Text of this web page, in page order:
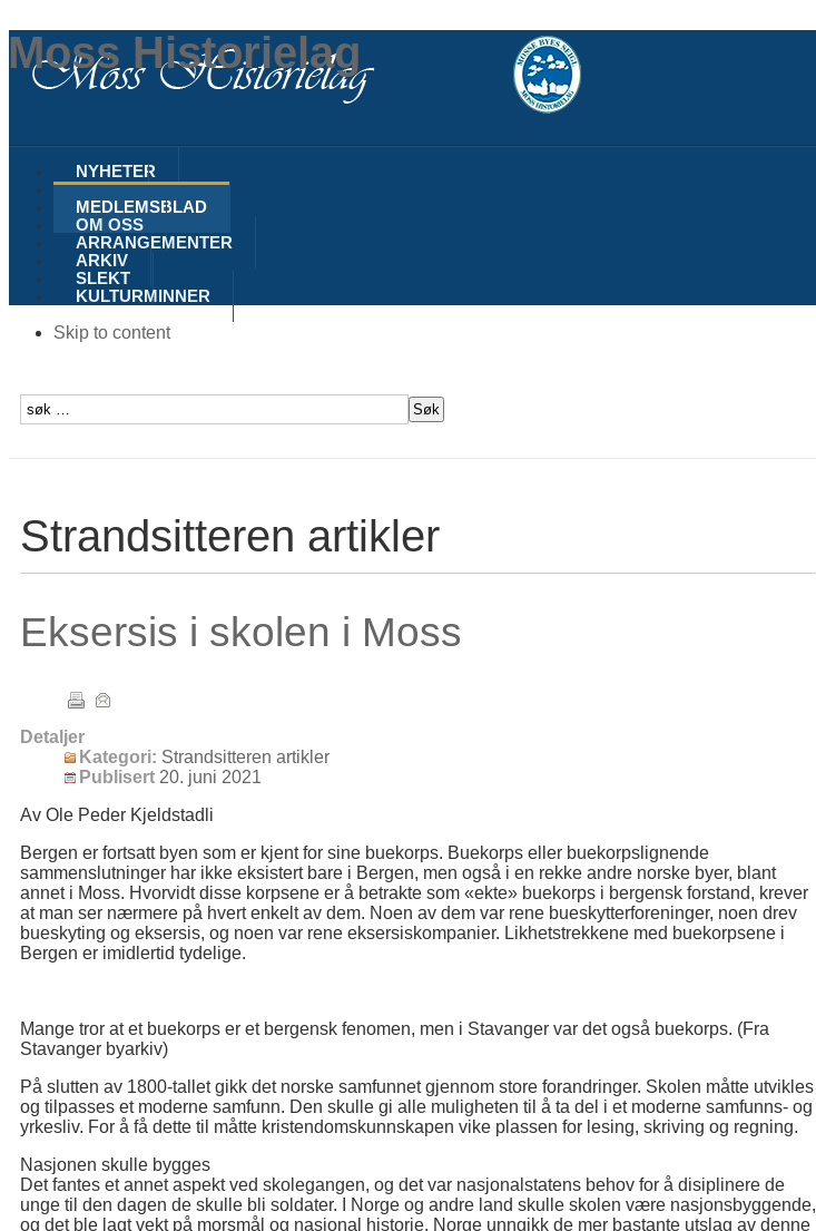
Moss Historielag
NYHETER
MOSS
MEDLEMSBLAD
OM OSS
ARRANGEMENTER
ARKIV
SLEKT
KULTURMINNER
Skip to content
Strandsitteren artikler
Eksersis i skolen i Moss
Detaljer
Kategori: Strandsitteren artikler
Publisert 20. juni 2021
Av Ole Peder Kjeldstadli
Bergen er fortsatt byen som er kjent for sine buekorps. Buekorps eller buekorpslignende
sammenslutninger har ikke eksistert bare i Bergen, men også i en rekke andre norske byer, blant
annet i Moss. Hvorvidt disse korpsene er å betrakte som «ekte» buekorps i bergensk forstand, krever
at man ser nærmere på hvert enkelt av dem. Noen av dem var rene bueskytterforeninger, noen drev
bueskyting og eksersis, og noen var rene eksersiskompanier. Likhetstrekkene med buekorpsene i
Bergen er imidlertid tydelige.
Mange tror at et buekorps er et bergensk fenomen, men i Stavanger var det også buekorps. (Fra
Stavanger byarkiv)
På slutten av 1800-tallet gikk det norske samfunnet gjennom store forandringer. Skolen måtte utvikles
og tilpasses et moderne samfunn. Den skulle gi alle muligheten til å ta del i et moderne samfunns- og
yrkesliv. For å få dette til måtte kristendomskunnskapen vike plassen for lesing, skriving og regning.
Nasjonen skulle bygges
Det fantes et annet aspekt ved skolegangen, og det var nasjonalstatens behov for å disiplinere de
unge til den dagen de skulle bli soldater. I Norge og andre land skulle skolen være nasjonsbyggende,
og det ble lagt vekt på morsmål og nasjonal historie. Norge unngikk de mer bastante utslag av denne